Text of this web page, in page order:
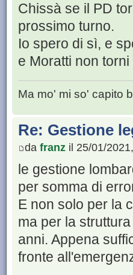
Chissà se il PD
prossimo turno.
Io spero di sì, e
e Moratti non
Ma mo' mi so' capito
Re: Gestione
da franz il 25/01/
le gestione
per somma di
E non solo per la
ma per la
anni. Appena
fronte